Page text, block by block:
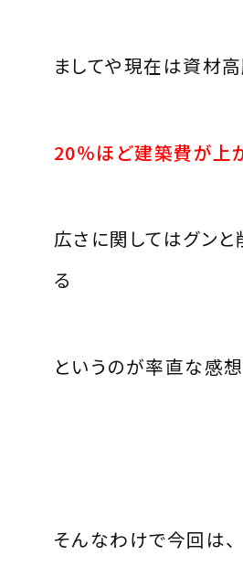
ましてや現在は資材
20％ほど建築費が上
広さに関してはグン
る
というのが率直な感想
そんなわけで今回は、